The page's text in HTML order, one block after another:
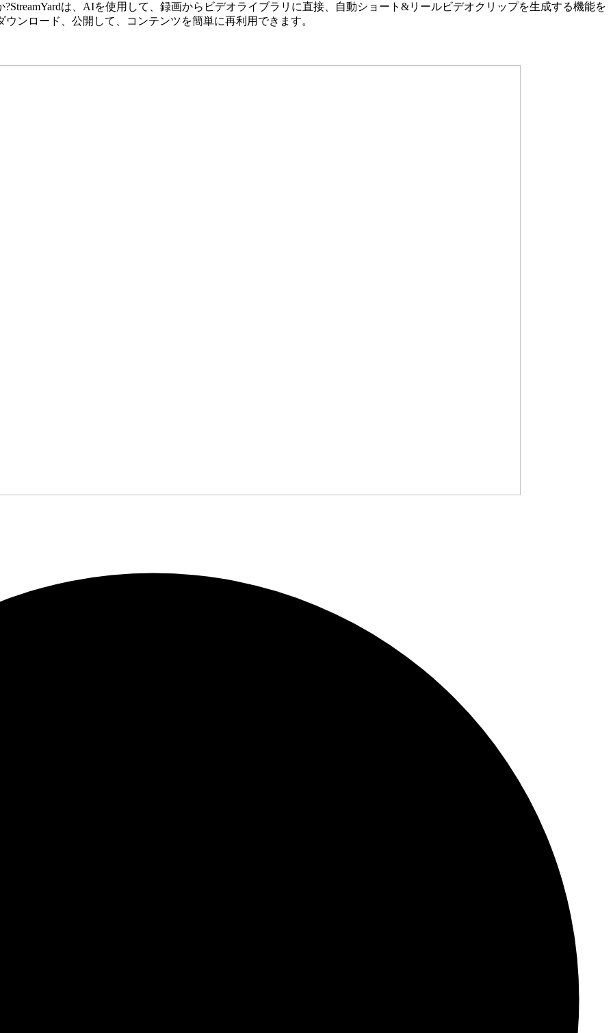
は、AIを使用して、録画からビデオライブラリに直接、自動ショート&リールビデオクリップを生成する機能を
ンロード、公開して、コンテンツを簡単に再利用できます。